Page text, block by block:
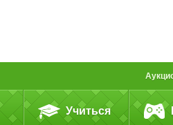
Учиться